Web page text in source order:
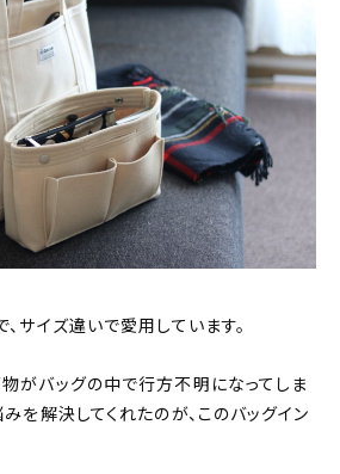
サイズ違いで愛用しています。
がバッグの中で行方不明になってしま
を解決してくれたのが、このバッグイン